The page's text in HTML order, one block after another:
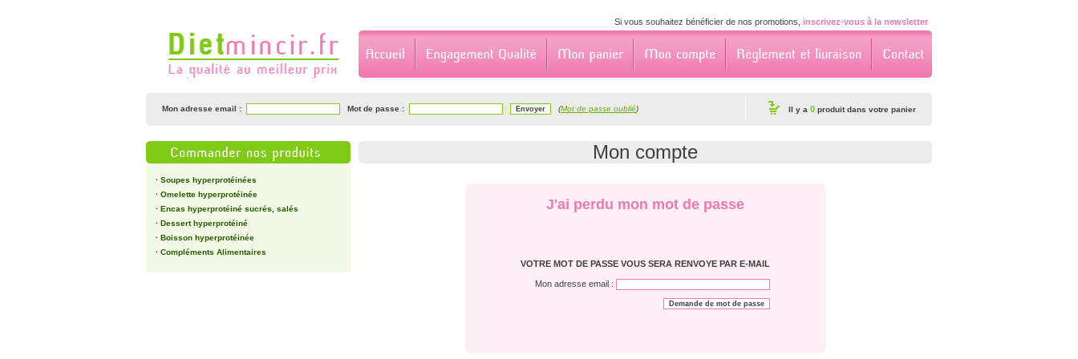
Si vous souhaitez bénéficier de nos promotions, inscrivez-vous à la newsletter
Mon adresse email : Mot de passe : (Mot de passe oublié) Il y a 0 produit dans votre panier
· Soupes hyperprotéinées
· Omelette hyperprotéinée
· Encas hyperprotéiné sucrés, salés
· Dessert hyperprotéiné
· Boisson hyperprotéinée
· Compléments Alimentaires
Mon compte
J'ai perdu mon mot de passe
VOTRE MOT DE PASSE VOUS SERA RENVOYE PAR E-MAIL
Mon adresse email :